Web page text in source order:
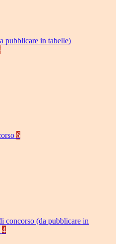
pubblicare in tabelle)
6
concorso (da pubblicare in
4